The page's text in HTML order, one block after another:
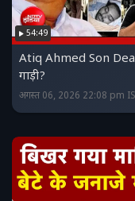
54:49
Atiq Ahmed Son
गाड़ी?
अगस्त 06, 2026 22:08 pm